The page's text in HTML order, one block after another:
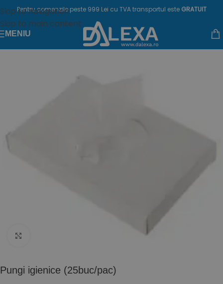
Skip to navigation
Skip to main content
Pentru comenzile peste 999 Lei cu TVA transportul este GRATUIT
MENIU
Pungi igienice (25buc/pac)